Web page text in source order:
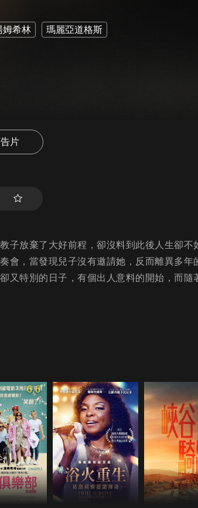
姆希林 瑪麗亞道格斯
片
子放棄了大好前程，卻沒料到此後人生卻不
會，當發現兒子沒有邀請她，反而離異多年
又特別的日子，有個出人意料的開始，而隨
6.6